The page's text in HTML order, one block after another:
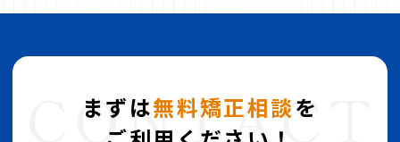
まずは無料矯正相談を